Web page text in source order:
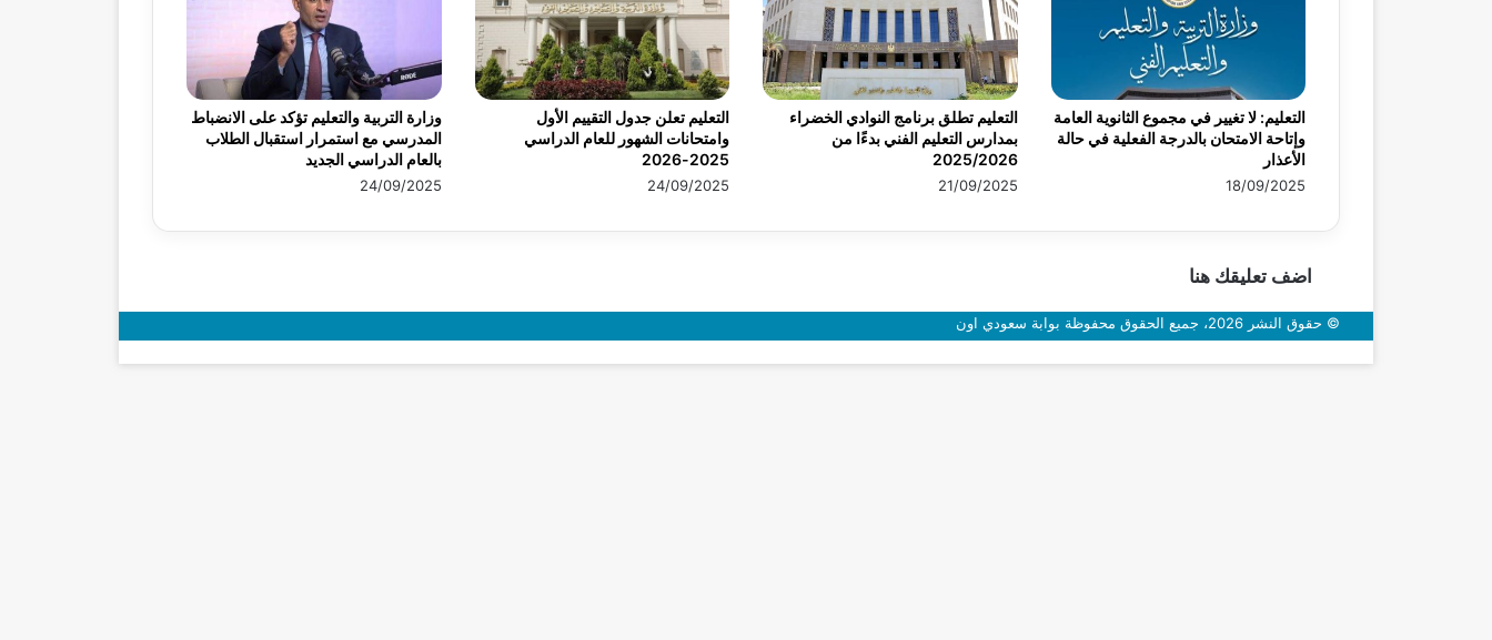
وزارة التربية والتعليم تؤكد على الانضباط
المدرسي مع استمرار استقبال الطلاب
بالعام الدراسي الجديد
24/09/2025
التعليم تعلن جدول التقييم الأول
وامتحانات الشهور للعام الدراسي
2025-2026
24/09/2025
التعليم تطلق برنامج النوادي الخضراء
بمدارس التعليم الفني بدءًا من
2025/2026
21/09/2025
التعليم: لا تغيير في مجموع الثانوية العامة
وإتاحة الامتحان بالدرجة الفعلية في حالة
الأعذار
18/09/2025
اضف تعليقك هنا
© حقوق النشر 2026، جميع الحقوق محفوظة بوابة سعودي اون